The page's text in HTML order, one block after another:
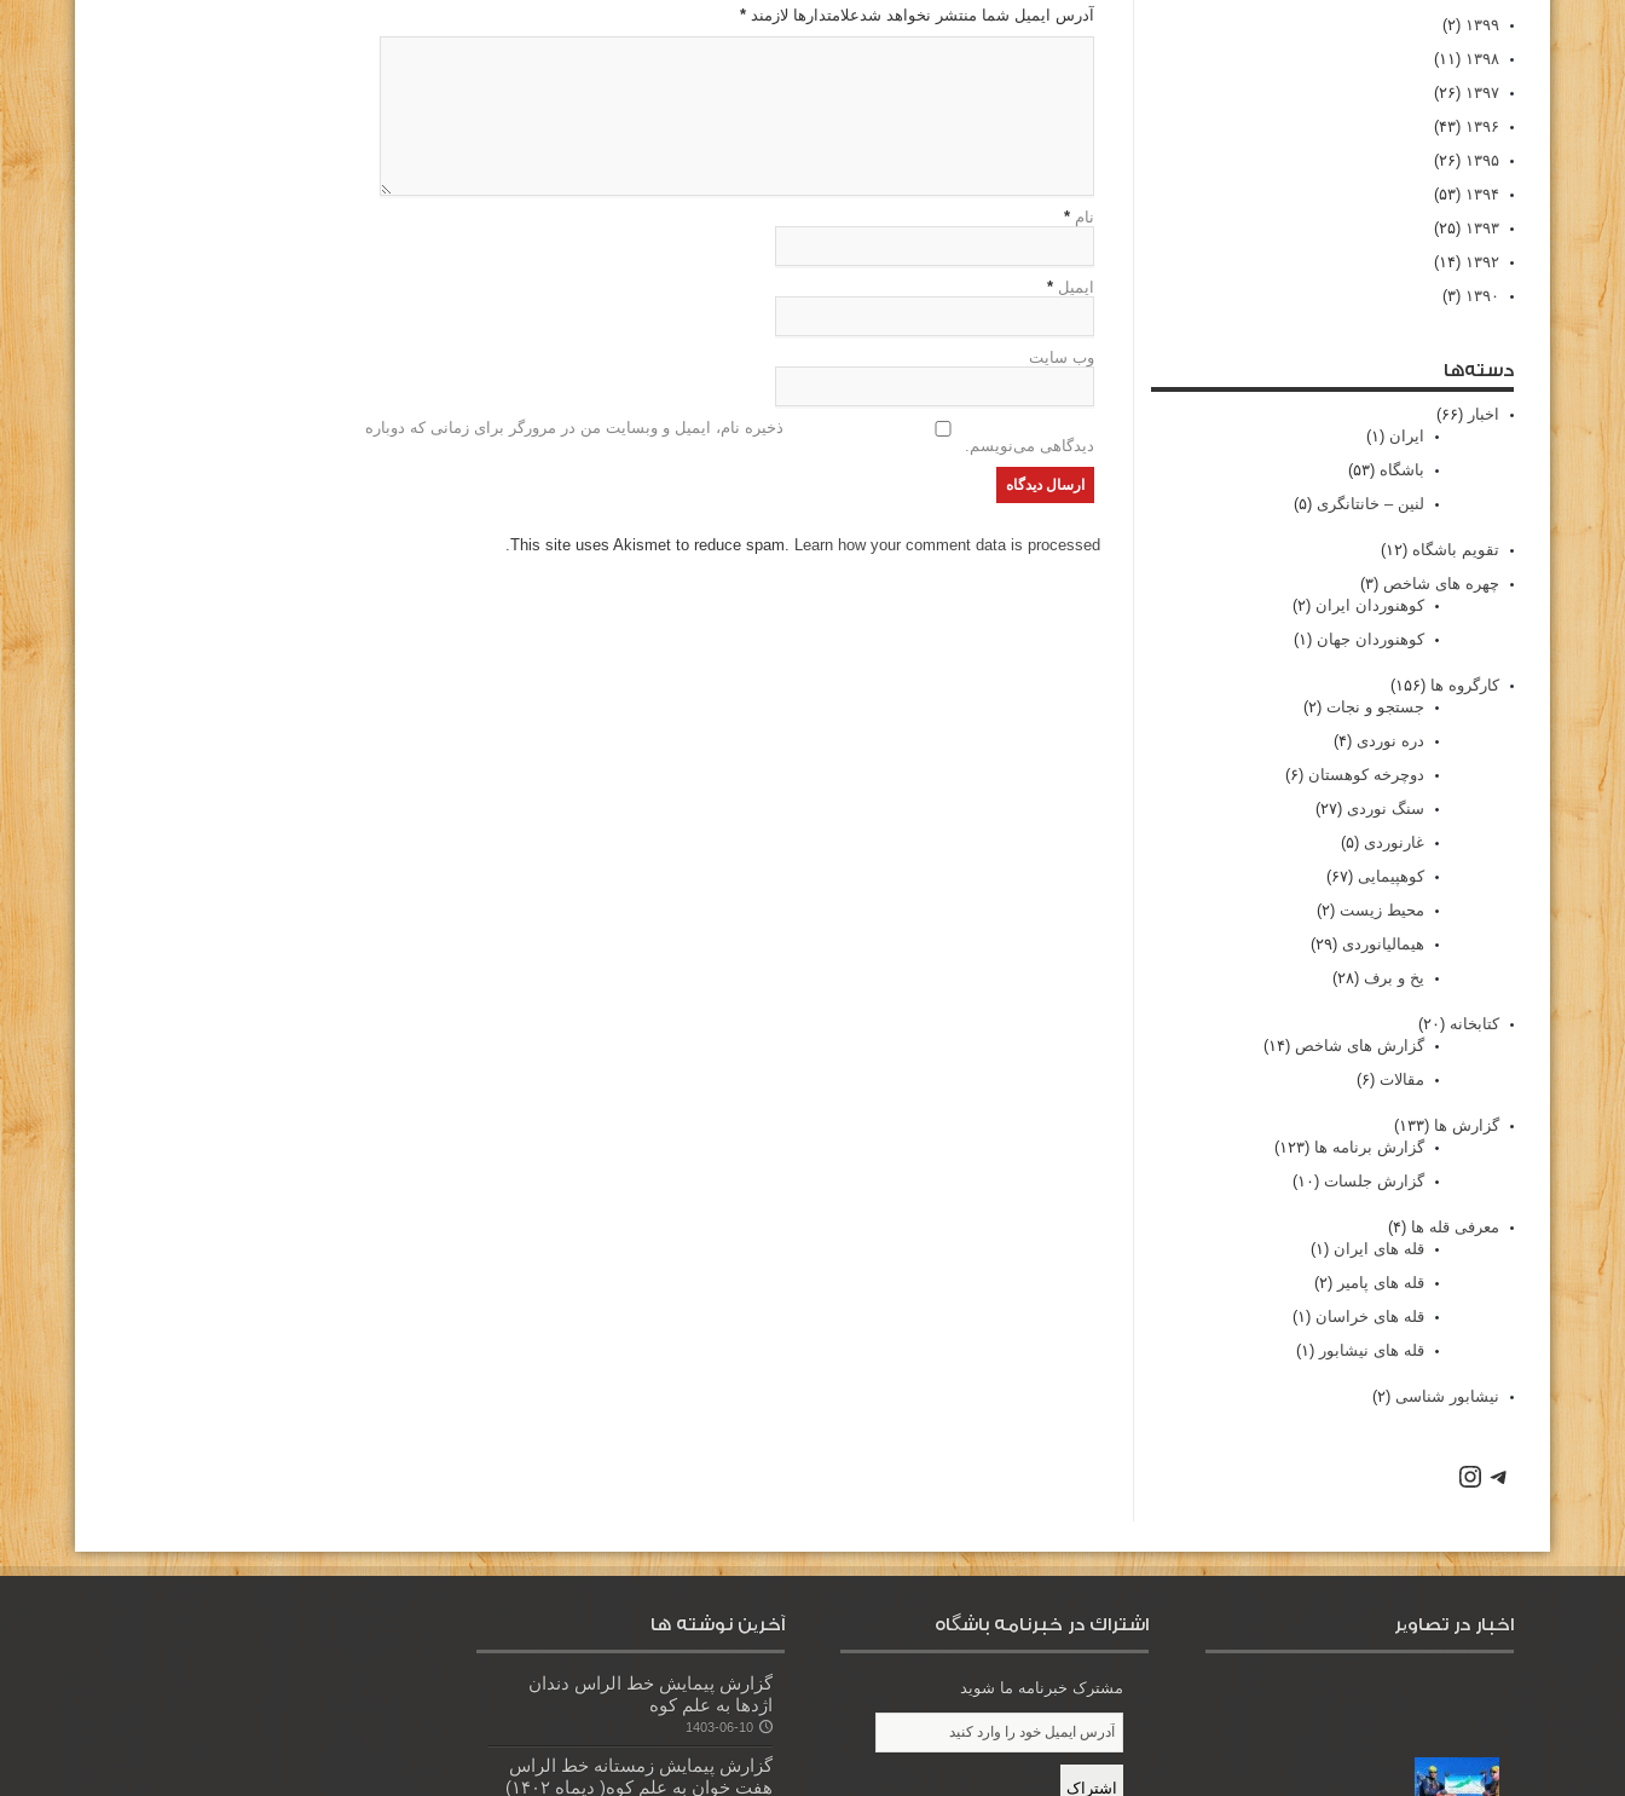
آدرس ایمیل شما منتشر نخواهد شدعلامتدارها لازمند *
نام *
ایمیل *
وب سایت
ذخیره نام، ایمیل و وبسایت من در مرورگر برای زمانی که دوباره
دیدگاهی می‌نویسم.
This site uses Akismet to reduce spam. Learn how your comment data is processed.
۱۳۹۹ (۲)
۱۳۹۸ (۱۱)
۱۳۹۷ (۲۶)
۱۳۹۶ (۴۳)
۱۳۹۵ (۲۶)
۱۳۹۴ (۵۳)
۱۳۹۳ (۲۵)
۱۳۹۲ (۱۴)
۱۳۹۰ (۳)
دسته‌ها
اخبار (۶۶)
ایران (۱)
باشگاه (۵۳)
لنین – خانتانگری (۵)
تقویم باشگاه (۱۲)
چهره های شاخص (۳)
کوهنوردان ایران (۲)
کوهنوردان جهان (۱)
کارگروه ها (۱۵۶)
جستجو و نجات (۲)
دره نوردی (۴)
دوچرخه کوهستان (۶)
سنگ نوردی (۲۷)
غارنوردی (۵)
کوهپیمایی (۶۷)
محیط زیست (۲)
هیمالیانوردی (۲۹)
یخ و برف (۲۸)
کتابخانه (۲۰)
گزارش های شاخص (۱۴)
مقالات (۶)
گزارش ها (۱۳۳)
گزارش برنامه ها (۱۲۳)
گزارش جلسات (۱۰)
معرفی قله ها (۴)
قله های ایران (۱)
قله های پامیر (۲)
قله های خراسان (۱)
قله های نیشابور (۱)
نیشابور شناسی (۲)
اخبار در تصاویر اشتراك در خبرنامه باشگاه
مشترک خبرنامه ما شوید
آخرین نوشته ها
گزارش پیمایش خط الراس دندان
اژدها به علم کوه
1403-06-10
گزارش پیمایش زمستانه خط الراس
هفت خوان به علم کوه( دیماه ۱۴۰۲)